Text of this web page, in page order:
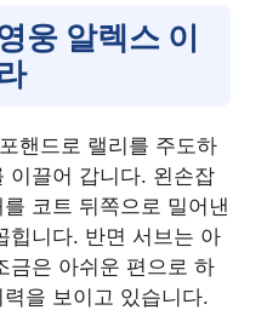
웅 알렉스 이
핸드로 랠리를 주도하
이끌어 갑니다. 왼손잡
코트 뒤쪽으로 밀어낸
힙니다. 반면 서브는 아
금은 아쉬운 편으로 하
을 보이고 있습니다.